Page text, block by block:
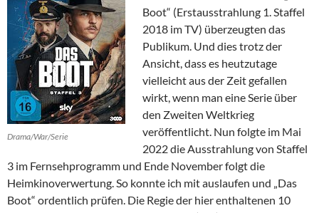
Drama/War/Serie
Boot“ (Erstausstrahlung 1. Staffel
2018 im TV) überzeugten das
Publikum. Und dies trotz der
Ansicht, dass es heutzutage
vielleicht aus der Zeit gefallen
wirkt, wenn man eine Serie über
den Zweiten Weltkrieg
veröffentlicht. Nun folgte im Mai
2022 die Ausstrahlung von Staffel
3 im Fernsehprogramm und Ende November folgt die
Heimkinoverwertung. So konnte ich mit auslaufen und „Das
Boot“ ordentlich prüfen. Die Regie der hier enthaltenen 10